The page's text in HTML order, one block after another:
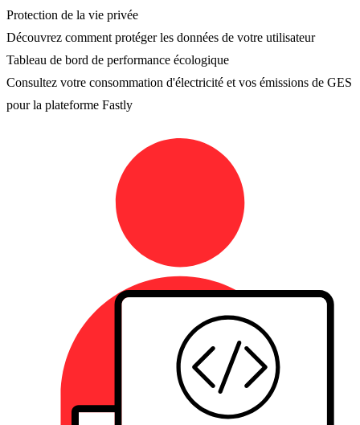
Protection de la vie privée
Découvrez comment protéger les données de votre utilisateur
Tableau de bord de performance écologique
Consultez votre consommation d'électricité et vos émissions de GES
pour la plateforme Fastly